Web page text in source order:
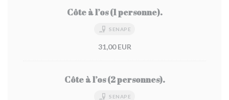
Côte à l’os (1 personne).
SENAPE
31,00 EUR
Côte à l’os (2 personnes).
SENAPE